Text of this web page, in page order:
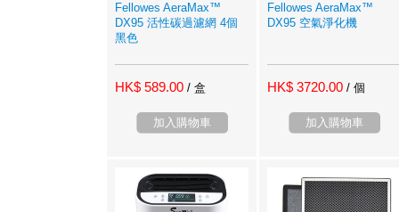
Fellowes AeraMax™
DX95 活性碳過濾網 4個
黑色
HK$ 589.00 / 盒
加入購物車
Fellowes AeraMax™
DX95 空氣淨化機
HK$ 3720.00 / 個
加入購物車